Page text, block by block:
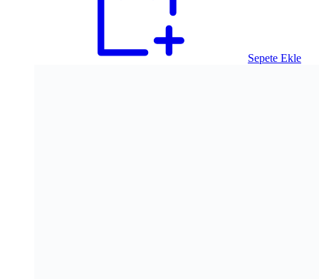
Sepete Ekle